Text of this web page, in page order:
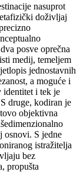
nasuprot
doživljaj
posve oprečna
medij, temeljem
jednostavnih
a moguće i
identitet i tek je
druge, kodiran je
objektivna
osnovi. S jedne
istražitelja
bez
propušta